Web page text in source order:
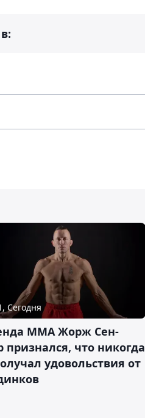
Сегодня
ММА Жорж Сен-
признался, что никогда
удовольствия от